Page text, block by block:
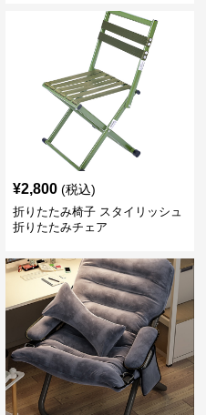
¥2,800 (税込)
折りたたみ椅子 スタイリッシュ
折りたたみチェア